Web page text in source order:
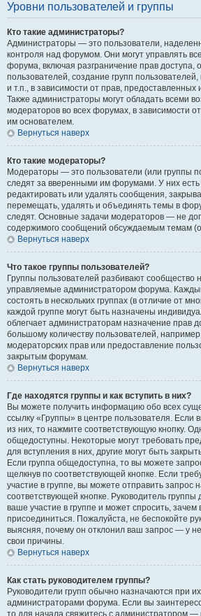
Уровни пользователей и группы
Кто такие администраторы?
Администраторы — это пользователи,
контроля над форумом. Они могут управлять
форума, включая разграничение прав доступа,
пользователей, создание групп
и т.п., в зависимости от прав,
Также администраторы могут обладать всеми
модераторов во всех форумах, в зависимости
им основателем.
Вернуться наверх
Кто такие модераторы?
Модераторы — это пользователи (или группы
следят за вверенными им форумами. У них есть
редактировать или удалять сообщения,
перемещать, удалять и объединять темы в
следят. Основные задачи модераторов — не
содержимого сообщений обсуждаемым темам
Вернуться наверх
Что такое группы пользователей?
Группы пользователей разбивают сообщество
управляемые администратором форума.
состоять в нескольких группах (в отличие от
каждой группе могут быть назначены
облегчает администраторам назначение прав
большому количеству пользователей,
модераторских прав или предоставление
закрытым форумам.
Вернуться наверх
Где находятся группы и как вступить в них?
Вы можете получить информацию обо всех
ссылку «Группы» в центре пользователя. Если
из них, то нажмите соответствующую кнопку.
общедоступны. Некоторые могут требовать
для вступления в них, другие могут быть
Если группа общедоступна, то вы можете
щелкнув по соответствующей кнопке. Если
участие в группе, вы можете отправить запрос
соответствующей кнопке. Руководитель
ваше участие в группе и может спросить, зачем
присоединиться. Пожалуйста, не беспокойте
выясняя, почему он отклонил ваш запрос — у
свои причины.
Вернуться наверх
Как стать руководителем группы?
Руководители групп обычно назначаются при
администраторами форума. Если вы
то для начала свяжитесь с администратором —